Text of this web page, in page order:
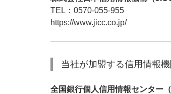
TEL：0570-055-955
https://www.jicc.co.jp/
当社が加盟する信用情報
全国銀行個人信用情報センター（